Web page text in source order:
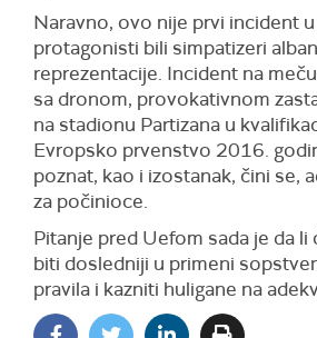
Naravno, ovo nije prvi incident
protagonisti bili simpatizeri
reprezentacije. Incident na
sa dronom, provokativnom
na stadionu Partizana u
Evropsko prvenstvo 2016.
poznat, kao i izostanak, čini se,
za počinioce.
Pitanje pred Uefom sada je da li
biti dosledniji u primeni
pravila i kazniti huligane na